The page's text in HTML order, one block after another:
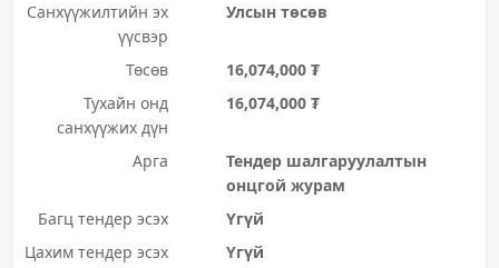
Санхүүжилтийн эх
үүсвэр
Улсын төсөв
Төсөв
16,074,000 ₮
Тухайн онд
санхүүжих дүн
16,074,000 ₮
Арга
Тендер шалгаруулалтын
онцгой журам
Багц тендер эсэх
Үгүй
Цахим тендер эсэх
Үгүй